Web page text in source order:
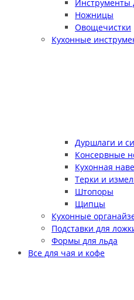
Инструменты
Ножницы
Овощечистки
Кухонные
Дуршлаги и
Консервные
Кухонная
Терки и
Штопоры
Щипцы
Кухонные
Подставки для
Формы для льда
Все для чая и кофе